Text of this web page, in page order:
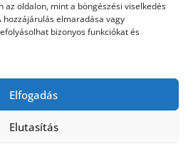
az oldalon, mint a böngészési viselkedés
hozzájárulás elmaradása vagy
bizonyos funkciókat és
Elfogadás
Elutasítás